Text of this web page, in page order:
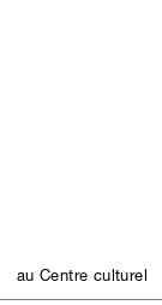
au Centre culturel